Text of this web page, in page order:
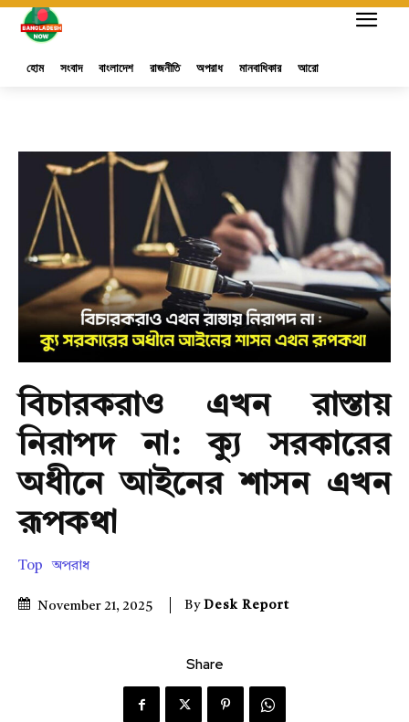
হোম সংবাদ বাংলাদেশ রাজনীতি অপরাধ মানবাধিকার আরো
বিচারকরাও এখন রাস্তায়
নিরাপদ না: ক্যু সরকারের
অধীনে আইনের শাসন এখন
রূপকথা
Top অপরাধ
November 21, 2025 By Desk Report
Share